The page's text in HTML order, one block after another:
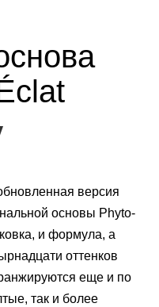
версия
основы Phyto-
и формула, а
оттенков
еще и по
так и более